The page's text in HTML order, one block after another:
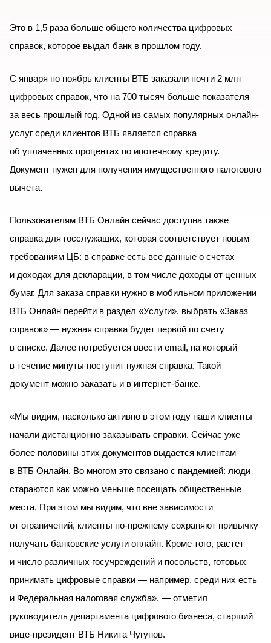
Это в 1,5 раза больше общего количества цифровых
справок, которое выдал банк в прошлом году.
С января по ноябрь клиенты ВТБ заказали почти 2 млн
цифровых справок, что на 700 тысяч больше показателя
за весь прошлый год. Одной из самых популярных онлайн-
услуг среди клиентов ВТБ является справка
об уплаченных процентах по ипотечному кредиту.
Документ нужен для получения имущественного налогового
вычета.
Пользователям ВТБ Онлайн сейчас доступна также
справка для госслужащих, которая соответствует новым
требованиям ЦБ: в справке есть все данные о счетах
и доходах для декларации, в том числе доходы от ценных
бумаг. Для заказа справки нужно в мобильном приложении
ВТБ Онлайн перейти в раздел «Услуги», выбрать «Заказ
справок» — нужная справка будет первой по счету
в списке. Далее потребуется ввести email, на который
в течение минуты поступит нужная справка. Такой
документ можно заказать и в интернет-банке.
«Мы видим, насколько активно в этом году наши клиенты
начали дистанционно заказывать справки. Сейчас уже
более половины этих документов выдается клиентам
в ВТБ Онлайн. Во многом это связано с пандемией: люди
стараются как можно меньше посещать общественные
места. При этом мы видим, что вне зависимости
от ограничений, клиенты по-прежнему сохраняют привычку
получать банковские услуги онлайн. Кроме того, растет
и число различных госучреждений и посольств, готовых
принимать цифровые справки — например, среди них есть
и Федеральная налоговая служба», — отметил
руководитель департамента цифрового бизнеса, старший
вице-президент ВТБ Никита Чугунов.